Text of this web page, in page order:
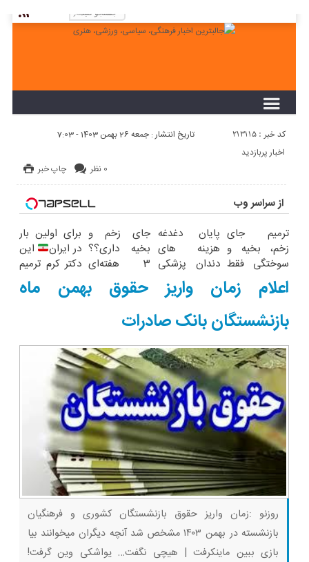
برويد و منوي خود را ايجاد كنيد!
کد خبر : 213115 تاریخ انتشار : جمعه 26 بهمن 1403 - 7:03
چاپ خبر 0 نظر
اخبار پربازدید
از سراسر وب
ترمیم جای
زخم، بخیه و
سوختگی فقط
در 3 هفته!!
پایان دغدغه
هزینه های
دندان پزشکی
با پک سفید
کننده خانگی
جای زخم و
بخیه داری؟؟
3 هفته‌ای
محوش کن!
برای اولین بار
در ایران
این
دکتر کرم ترمیم
کننده 23 روزه
ساخت!
اعلام زمان واریز حقوق بهمن ماه
بازنشستگان بانک صادرات
روزنو :زمان واریز حقوق بازنشستگان کشوری و فرهنگیان
بازنشسته در بهمن ۱۴۰۳ مشخص شد آنچه دیگران میخوانند بیا
بازی ببین ماینکرفت | هیچی نگفت… یواشکی وین گرفت!